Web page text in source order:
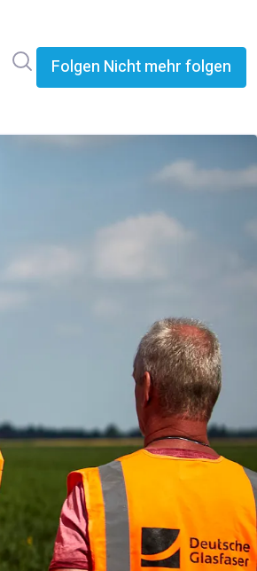
Im Newsroom suchen
Folgen Nicht mehr folgen